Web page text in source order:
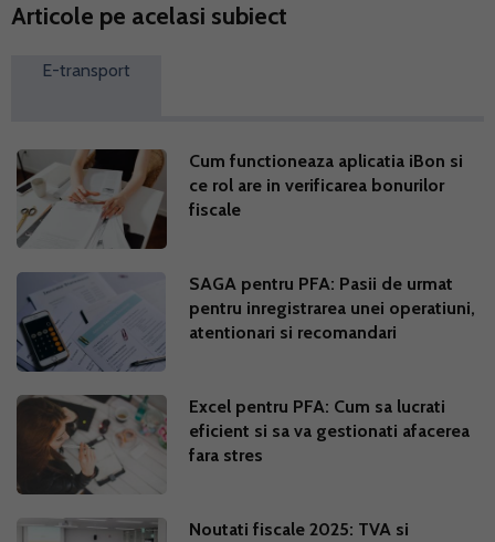
Articole pe acelasi subiect
E-transport
Cum functioneaza aplicatia iBon si
ce rol are in verificarea bonurilor
fiscale
SAGA pentru PFA: Pasii de urmat
pentru inregistrarea unei operatiuni,
atentionari si recomandari
Excel pentru PFA: Cum sa lucrati
eficient si sa va gestionati afacerea
fara stres
Noutati fiscale 2025: TVA si